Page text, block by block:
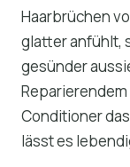
Haarbrüchen
glatter anfühlt,
gesünder
Conditioner
lässt es